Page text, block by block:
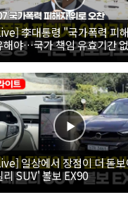
李대통령 "국가폭력 피
해야…국가 책임 유효기간
국가폭력 피해자 위로 오찬
일상에서 장점이 더 돋보
리 SUV' 볼보 EX90